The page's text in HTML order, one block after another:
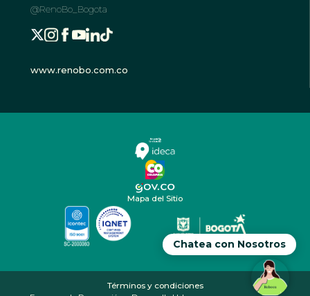
Chatea con Nosotros
@RenoBo_Bogota
www.renobo.com.co
Mapa del Sitio
Términos y condiciones